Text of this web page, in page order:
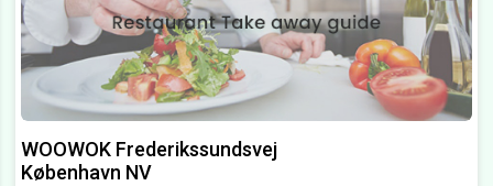
WOOWOK Frederikssundsvej
København NV